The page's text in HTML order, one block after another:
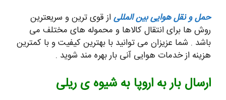
حمل و نقل هوایی بین المللیاز قوی ترین و سریعترین
روش ها برای انتقال کالاها و محموله های مختلف می
باشد . شما عزیزان می توانید با بهترین کیفیت و با کمترین
هزینه از خدمات هوایی آنی بار بهره مند شوید .
ارسال بار به اروپا به شیوه ی ریلی